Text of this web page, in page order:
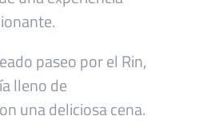
paseo por el Rin,
lleno de
una deliciosa cena.